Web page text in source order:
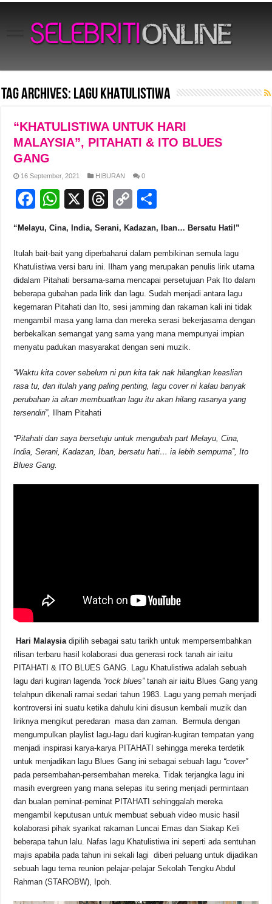
Tag Archives: lagu KHATULISTIWA
“KHATULISTIWA UNTUK HARI
MALAYSIA”, PITAHATI & ITO BLUES
GANG
16 September, 2021 HIBURAN 0
F
c
e
b
o
o
k
W
at
s
A
p
p
X
T
e
a
d
s
C
p
y
Li
n
k
ar
e
“Melayu, Cina, India, Serani, Kadazan, Iban… Bersatu Hati!”
Itulah bait-bait yang diperbaharui dalam pembikinan semula lagu
Khatulistiwa versi baru ini. Ilham yang merupakan penulis lirik utama
didalam Pitahati bersama-sama mencapai persetujuan Pak Ito dalam
beberapa gubahan pada lirik dan lagu. Sudah menjadi antara lagu
kegemaran Pitahati dan Ito, sesi jamming dan rakaman kali ini tidak
mengambil masa yang lama dan mereka serasi bekerjasama dengan
berbekalkan semangat yang sama yang mana mempunyai impian
menyatu padukan masyarakat dengan seni muzik.
“Waktu kita cover sebelum ni pun kita tak nak hilangkan keaslian
rasa tu, dan itulah yang paling penting, lagu cover ni kalau banyak
perubahan ia akan membuatkan lagu itu akan hilang rasanya yang
tersendiri”,
Ilham Pitahati
“Pitahati dan saya bersetuju untuk mengubah part Melayu, Cina,
India, Serani, Kadazan, Iban, bersatu hati… ia lebih sempurna”, Ito
Blues Gang.
Hari Malaysiadipilih sebagai satu tarikh untuk mempersembahkan
rilisan terbaru hasil kolaborasi dua generasi rock tanah air iaitu
PITAHATI & ITO BLUES GANG. Lagu Khatulistiwa adalah sebuah
lagu dari kugiran lagenda “rock blues”tanah air iaitu Blues Gang yang
telahpun dikenali ramai sedari tahun 1983. Lagu yang pernah menjadi
kontroversi ini suatu ketika dahulu kini disusun kembali muzik dan
liriknya mengikut peredaran masa dan zaman. Bermula dengan
mengumpulkan playlist lagu-lagu dari kugiran-kugiran tempatan yang
menjadi inspirasi karya-karya PITAHATI sehingga mereka terdetik
untuk menjadikan lagu Blues Gang ini sebagai sebuah lagu “cover”
pada persembahan-persembahan mereka. Tidak terjangka lagu ini
masih evergreen yang mana selepas itu sering menjadi permintaan
dan bualan peminat-peminat PITAHATI sehinggalah mereka
mengambil keputusan untuk membuat sebuah video music hasil
kolaborasi pihak syarikat rakaman Luncai Emas dan Siakap Keli
beberapa tahun lalu. Nafas lagu Khatulistiwa ini seperti ada sentuhan
majis apabila pada tahun ini sekali lagi diberi peluang untuk dijadikan
sebuah lagu tema reunion pelajar-pelajar Sekolah Tengku Abdul
Rahman (STAROBW), Ipoh.